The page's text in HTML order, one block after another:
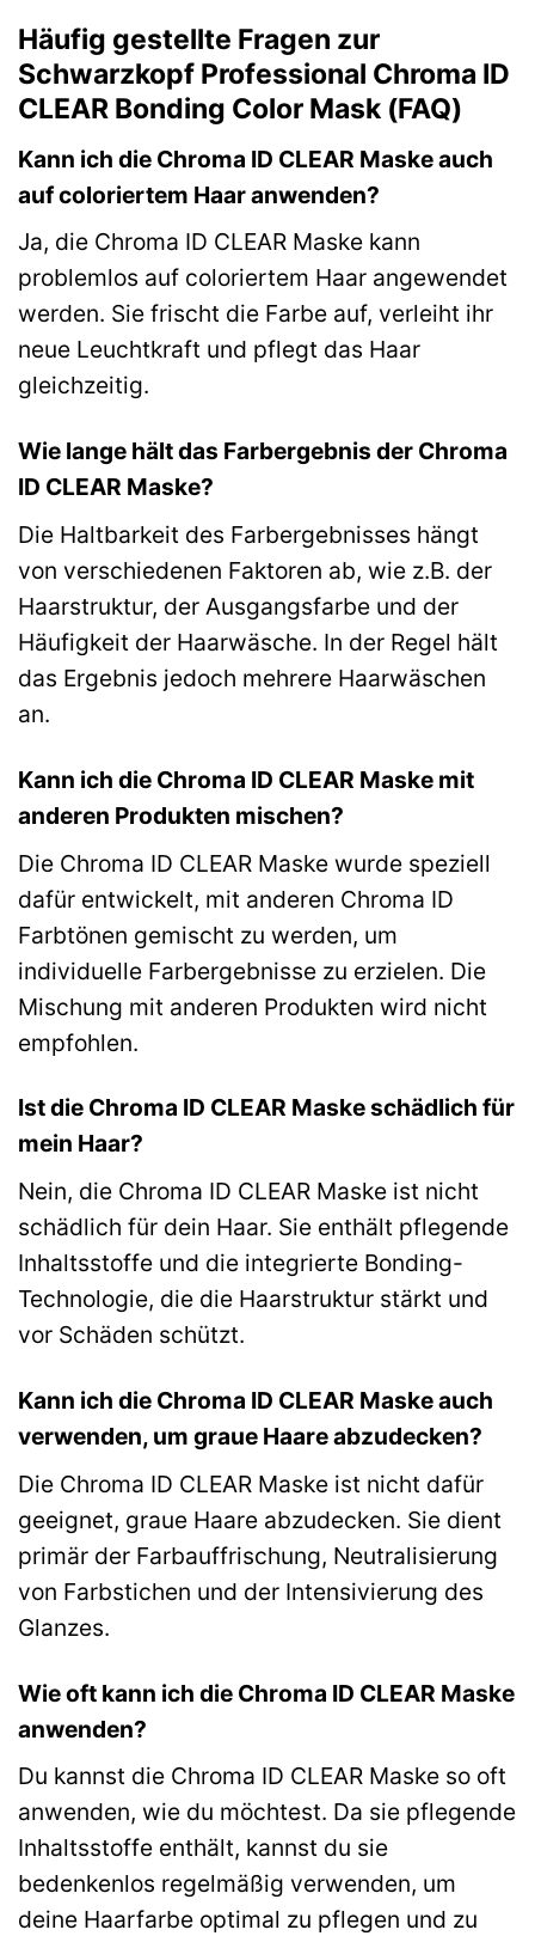
Häufig gestellte Fragen zur
Schwarzkopf Professional Chroma ID
CLEAR Bonding Color Mask (FAQ)
Kann ich die Chroma ID CLEAR Maske auch
auf coloriertem Haar anwenden?
Ja, die Chroma ID CLEAR Maske kann
problemlos auf coloriertem Haar angewendet
werden. Sie frischt die Farbe auf, verleiht ihr
neue Leuchtkraft und pflegt das Haar
gleichzeitig.
Wie lange hält das Farbergebnis der Chroma
ID CLEAR Maske?
Die Haltbarkeit des Farbergebnisses hängt
von verschiedenen Faktoren ab, wie z.B. der
Haarstruktur, der Ausgangsfarbe und der
Häufigkeit der Haarwäsche. In der Regel hält
das Ergebnis jedoch mehrere Haarwäschen
an.
Kann ich die Chroma ID CLEAR Maske mit
anderen Produkten mischen?
Die Chroma ID CLEAR Maske wurde speziell
dafür entwickelt, mit anderen Chroma ID
Farbtönen gemischt zu werden, um
individuelle Farbergebnisse zu erzielen. Die
Mischung mit anderen Produkten wird nicht
empfohlen.
Ist die Chroma ID CLEAR Maske schädlich für
mein Haar?
Nein, die Chroma ID CLEAR Maske ist nicht
schädlich für dein Haar. Sie enthält pflegende
Inhaltsstoffe und die integrierte Bonding-
Technologie, die die Haarstruktur stärkt und
vor Schäden schützt.
Kann ich die Chroma ID CLEAR Maske auch
verwenden, um graue Haare abzudecken?
Die Chroma ID CLEAR Maske ist nicht dafür
geeignet, graue Haare abzudecken. Sie dient
primär der Farbauffrischung, Neutralisierung
von Farbstichen und der Intensivierung des
Glanzes.
Wie oft kann ich die Chroma ID CLEAR Maske
anwenden?
Du kannst die Chroma ID CLEAR Maske so oft
anwenden, wie du möchtest. Da sie pflegende
Inhaltsstoffe enthält, kannst du sie
bedenkenlos regelmäßig verwenden, um
deine Haarfarbe optimal zu pflegen und zu